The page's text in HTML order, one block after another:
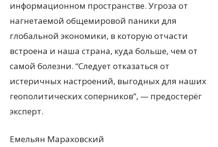
информационном пространстве. Угроза от
нагнетаемой общемировой паники для
глобальной экономики, в которую отчасти
встроена и наша страна, куда больше, чем от
самой болезни. “Следует отказаться от
истеричных настроений, выгодных для наших
геополитических соперников”, — предостерёг
эксперт.
Емельян Мараховский